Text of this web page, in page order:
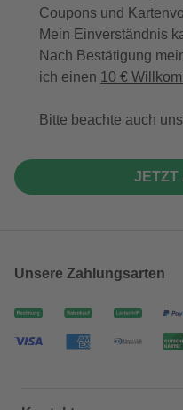
Coupons und
Mein Einverständnis
Nach Bestätigung
ich einen 10 €
Bitte beachte auch
JETZT
Unsere Zahlungsarten